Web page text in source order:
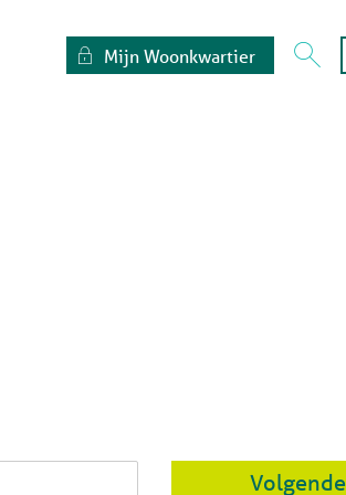
Mijn Woonkwartier
Volgende